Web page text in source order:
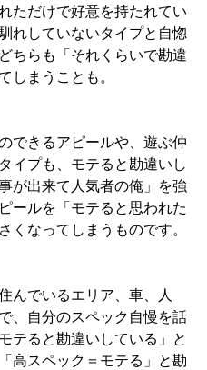
ただけで好意を持たれてい
れしていないタイプと自惚
ちらも「それくらいで勘違
しまうことも。
できるアピールや、遊ぶ仲
イプも、モテると勘違いし
が出来て人気者の俺」を強
ールを「モテると思われた
くなってしまうものです。
んでいるエリア、車、人
、自分のスペック自慢を話
テると勘違いしている」と
高スペック＝モテる」と勘